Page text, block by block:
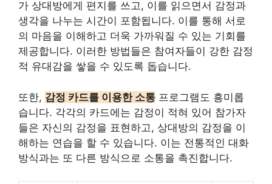
가 상대방에게 편지를 쓰고, 이를 읽으면서 감정과
생각을 나누는 시간이 포함됩니다. 이를 통해 서로
의 마음을 이해하고 더욱 가까워질 수 있는 기회를
제공합니다. 이러한 방법들은 참여자들이 강한 감정
적 유대감을 쌓을 수 있도록 돕습니다.
또한, 감정 카드를 이용한 소통 프로그램도 흥미롭
습니다. 각각의 카드에는 감정이 적혀 있어 참가자
들은 자신의 감정을 표현하고, 상대방의 감정을 이
해하는 연습을 할 수 있습니다. 이는 전통적인 대화
방식과는 또 다른 방식으로 소통을 촉진합니다.